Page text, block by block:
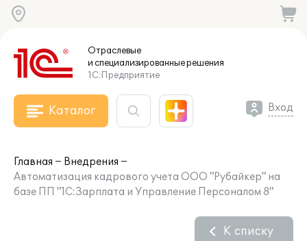
Отраслевые
и специализированныерешения
1С:Предприятие
Каталог Вход
Главная
Внедрения
Автоматизация кадрового учета ООО "Рубайкер" на
базе ПП "1С:Зарплата и Управление Персоналом 8"
К списку